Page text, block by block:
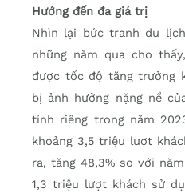
Hướng đến đa giá trị
Nhìn lại bức tranh du
những năm qua cho
được tốc độ tăng trưởng
bị ảnh hưởng nặng nề
tính riêng trong năm
khoảng 3,5 triệu lượt
ra, tăng 48,3% so với
1,3 triệu lượt khách sử